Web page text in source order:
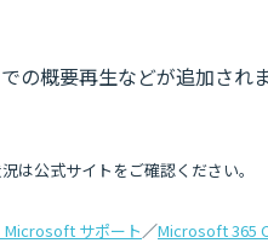
の概要再生などが追加され
は公式サイトをご確認ください。
サポート ／Microsoft 365